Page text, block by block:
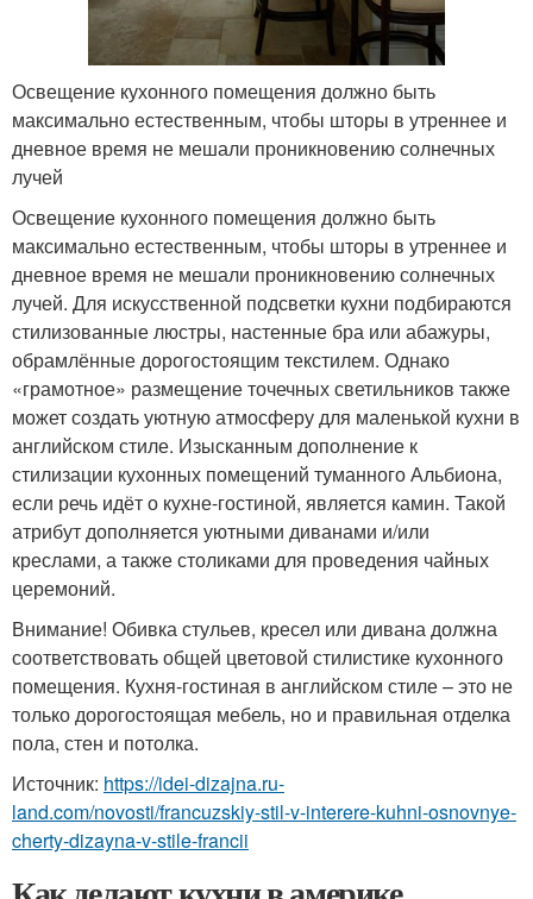
Освещение кухонного помещения должно быть
максимально естественным, чтобы шторы в утреннее и
дневное время не мешали проникновению солнечных
лучей
Освещение кухонного помещения должно быть
максимально естественным, чтобы шторы в утреннее и
дневное время не мешали проникновению солнечных
лучей. Для искусственной подсветки кухни подбираются
стилизованные люстры, настенные бра или абажуры,
обрамлённые дорогостоящим текстилем. Однако
«грамотное» размещение точечных светильников также
может создать уютную атмосферу для маленькой кухни в
английском стиле. Изысканным дополнение к
стилизации кухонных помещений туманного Альбиона,
если речь идёт о кухне-гостиной, является камин. Такой
атрибут дополняется уютными диванами и/или
креслами, а также столиками для проведения чайных
церемоний.
Внимание! Обивка стульев, кресел или дивана должна
соответствовать общей цветовой стилистике кухонного
помещения. Кухня-гостиная в английском стиле – это не
только дорогостоящая мебель, но и правильная отделка
пола, стен и потолка.
Источник: https://idei-dizajna.ru-
land.com/novosti/francuzskiy-stil-v-interere-kuhni-osnovnye-
cherty-dizayna-v-stile-francii